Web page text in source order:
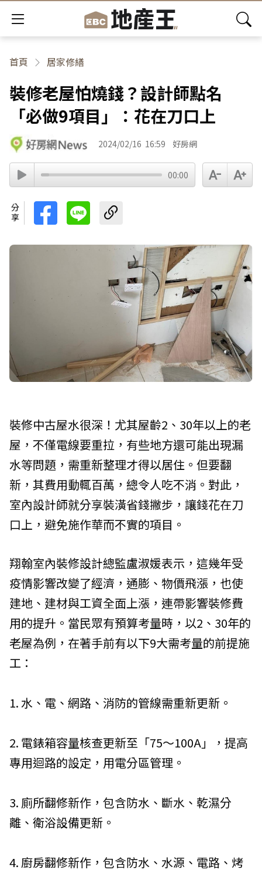
首頁 居家修繕
裝修老屋怕燒錢？設計師點名
「必做9項目」：花在刀口上
2024/02/16 16:59 好房網
00:00
分享
裝修中古屋水很深！尤其屋齡2、30年以上的老
屋，不僅電線要重拉，有些地方還可能出現漏
水等問題，需重新整理才得以居住。但要翻
新，其費用動輒百萬，總令人吃不消。對此，
室內設計師就分享裝潢省錢撇步，讓錢花在刀
口上，避免施作華而不實的項目。
翔翰室內裝修設計總監盧淑媛表示，這幾年受
疫情影響改變了經濟，通膨、物價飛漲，也使
建地、建材與工資全面上漲，連帶影響裝修費
用的提升。當民眾有預算考量時，以2、30年的
老屋為例，在著手前有以下9大需考量的前提施
工：
1. 水、電、網路、消防的管線需重新更新。
2. 電錶箱容量核查更新至「75～100A」，提高
專用迴路的設定，用電分區管理。
3. 廁所翻修新作，包含防水、斷水、乾濕分
離、衛浴設備更新。
4. 廚房翻修新作，包含防水、水源、電路、烤